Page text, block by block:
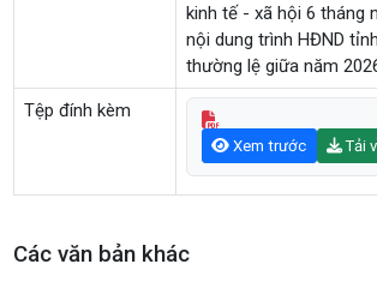
kinh tế - xã hội 6 tháng
nội dung trình HĐND
thường lệ giữa năm
Tệp đính kèm
Xem trước Tải
Các văn bản khác